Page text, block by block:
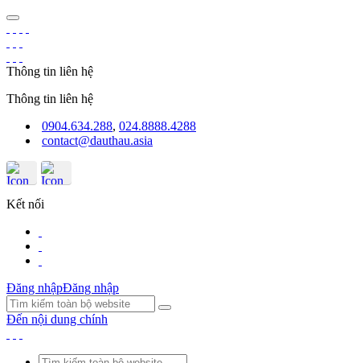
Thông tin liên hệ
Thông tin liên hệ
0904.634.288, 024.8888.4288
contact@dauthau.asia
Kết nối
Đăng nhậpĐăng nhập
Đến nội dung chính